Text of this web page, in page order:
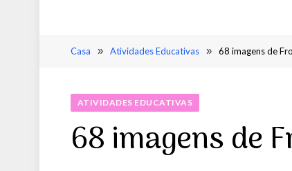
Casa » Atividades Educativas » 68 imagens de
ATIVIDADES EDUCATIVAS
68 imagens de